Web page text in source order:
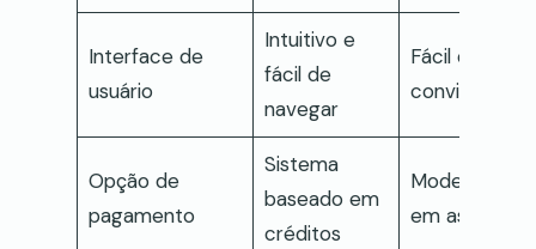
Interface de
usuário
Intuitivo e
fácil de
navegar
Fácil de usar
convidativo
Opção de
pagamento
Sistema
baseado em
créditos
Modelo
em